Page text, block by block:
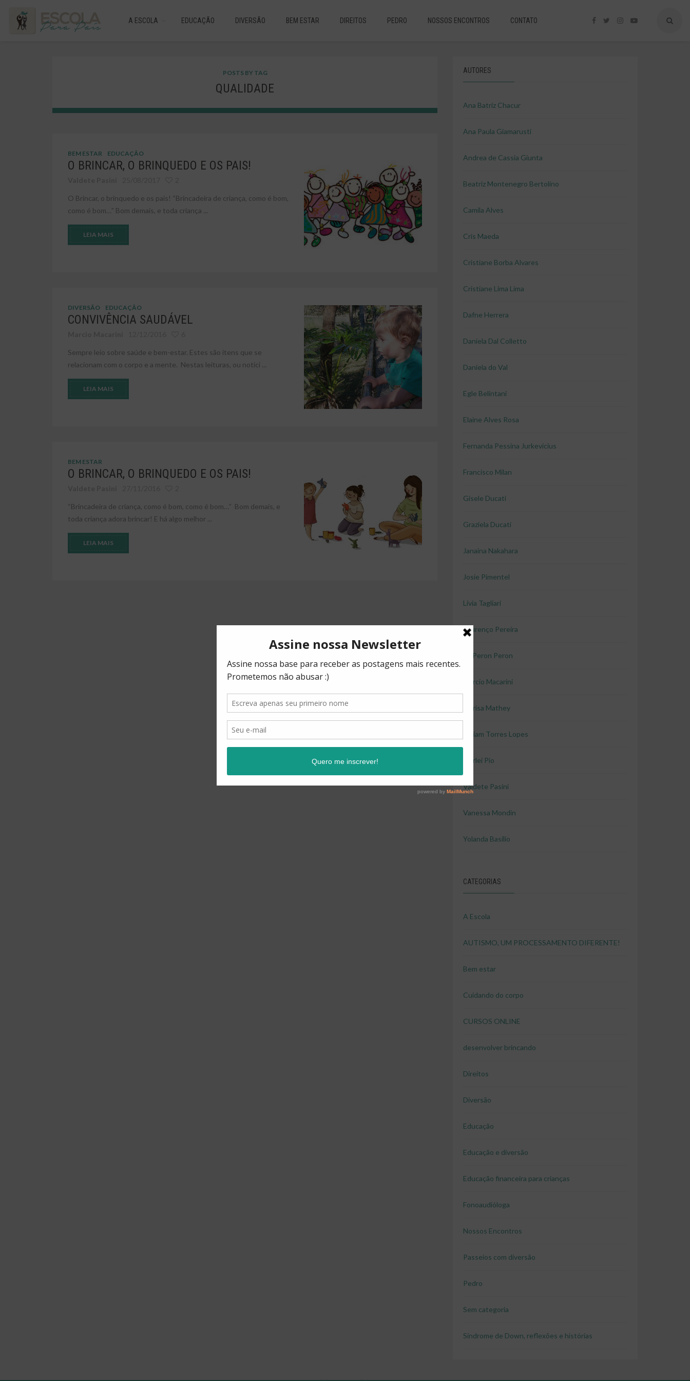
A ESCOLA EDUCAÇÃO DIVERSÃO BEM ESTAR DIREITOS PEDRO NOSSOS ENCONTROS CONTATO
POSTS BY TAG
QUALIDADE
BEM ESTAR EDUCAÇÃO
O BRINCAR, O BRINQUEDO E OS PAIS!
O Brincar, o brinquedo e os pais! “Brincadeira de criança, como é bom,
como é bom…” Bom demais, e toda criança ...
LEIA MAIS
DIVERSÃO EDUCAÇÃO
CONVIVÊNCIA SAUDÁVEL
Sempre leio sobre saúde e bem-estar. Estes são itens que se
relacionam com o corpo e a mente. Nestas leituras, ou notíci ...
LEIA MAIS
BEM ESTAR
O BRINCAR, O BRINQUEDO E OS PAIS!
“Brincadeira de criança, como é bom, como é bom…” Bom demais, e
toda criança adora brincar! E há algo melhor ...
LEIA MAIS
AUTORES
Ana Batriz Chacur
Ana Paula Giamarusti
Andrea de Cassia Giunta
Beatriz Montenegro Bertolino
Camila Alves
Cris Maeda
Cristiane Borba Alvares
Cristiane Lima Lima
Dafne Herrera
Daniela Dal Colletto
Daniela do Val
Egle Belintani
Elaine Alves Rosa
Fernanda Pessina Jurkevicius
Francisco Milan
Gisele Ducati
Graziela Ducati
Janaina Nakahara
Josie Pimentel
Livia Tagliari
Lourenço Pereira
Lu Peron Peron
Marcio Macarini
Marisa Mathey
Miriam Torres Lopes
Shirlei Pio
Valdete Pasini
Vanessa Mondin
Yolanda Basilio
CATEGORIAS
A Escola
AUTISMO, UM PROCESSAMENTO DIFERENTE!
Bem estar
Cuidando do corpo
CURSOS ONLINE
desenvolver brincando
Direitos
Diversão
Educação
Educação e diversão
Educação financeira para crianças
Fonoaudióloga
Nossos Encontros
Passeios com diversão
Pedro
Sem categoria
Síndrome de Down, reflexões e histórias